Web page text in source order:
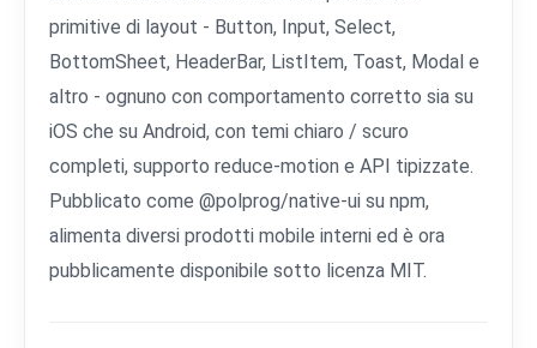
primitive di layout - Button, Input, Select,
BottomSheet, HeaderBar, ListItem, Toast, Modal e
altro - ognuno con comportamento corretto sia su
iOS che su Android, con temi chiaro / scuro
completi, supporto reduce-motion e API tipizzate.
Pubblicato come @polprog/native-ui su npm,
alimenta diversi prodotti mobile interni ed è ora
pubblicamente disponibile sotto licenza MIT.